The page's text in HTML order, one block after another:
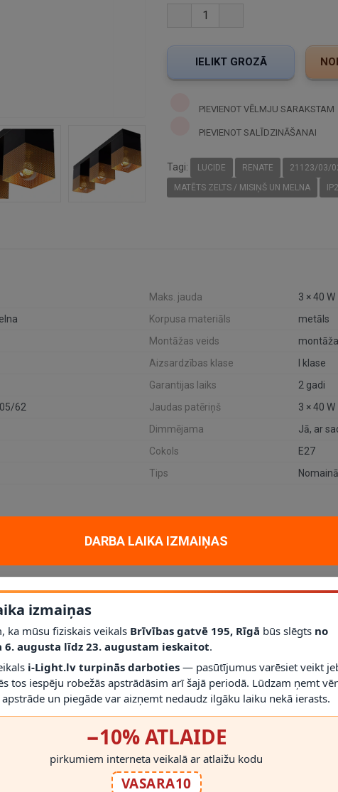
PIEVIENOT VĒLMJU SARAKSTAM
PIEVIENOT SALĪDZINĀŠANAI
Tagi: LUCIDE RENATE 21123/03/
MATĒTS ZELTS / MISIŅŠ UN MELNA
Maks. jauda
3 × 40 W
Korpusa materiāls
metāls
Montāžas veids
Aizsardzības klase
I klase
Garantijas laiks
2 gadi
62 Jaudas patēriņš
3 × 40 W
Dimmējama
Jā, ar
Cokols
E27
Tips
, kas kalpo kā praktisks un estētisks apgaismojuma risinājums ikdienas
specifikāciju un vizuāli tīrs rezultāts.
RĀDĪT VAIRĀK
DARBA LAIKA IZMAIŅAS
izmaiņas
ka mūsu fiziskais veikals Brīvības gatvē 195, Rīgā būs slēgts no
6. augusta līdz 23. augustam ieskaitot.
i-Light.lv turpinās darboties — pasūtījumus varēsiet veikt
tos iespēju robežās apstrādāsim arī šajā periodā. Lūdzam ņemt
un piegāde var aizņemt nedaudz ilgāku laiku nekā ierasts.
−10% ATLAIDE
pirkumiem interneta veikalā ar atlaižu kodu
VASARA10